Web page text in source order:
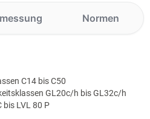
Normen
C14 bis C50
GL20c/h bis GL32c/h
bis LVL 80 P